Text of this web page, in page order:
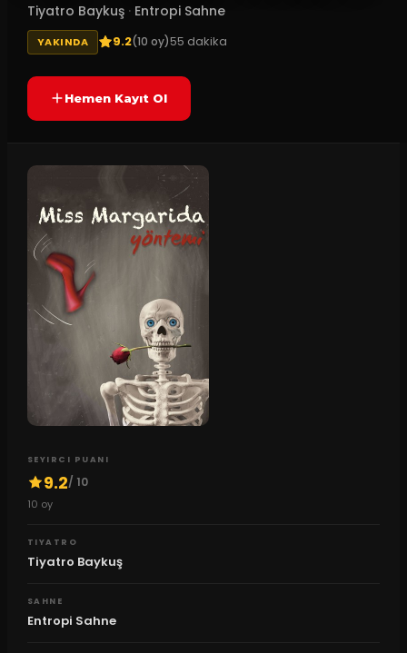
Tiyatro Baykuş · Entropi Sahne
YAKINDA 9.2(10 oy)55 dakika
Hemen Kayıt Ol
SEYIRCI PUANI
9.2/ 10
10 oy
TIYATRO
Tiyatro Baykuş
SAHNE
Entropi Sahne